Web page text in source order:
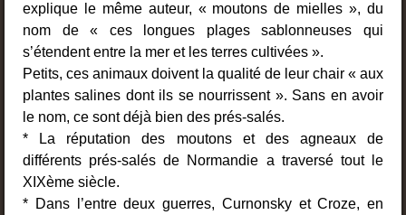
explique le même auteur, « moutons de mielles », du
nom de « ces longues plages sablonneuses qui
s’étendent entre la mer et les terres cultivées ».
Petits, ces animaux doivent la qualité de leur chair « aux
plantes salines dont ils se nourrissent ». Sans en avoir
le nom, ce sont déjà bien des prés-salés.
* La réputation des moutons et des agneaux de
différents prés-salés de Normandie a traversé tout le
XIXème siècle.
* Dans l’entre deux guerres, Curnonsky et Croze, en